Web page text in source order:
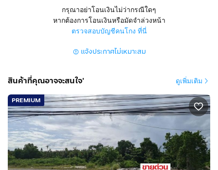
หน้ากว้างติดคุ้งน้ำ ~ 90 ม. x ลึก ~ 40 ม. โดยประมาณ
ทางเข้า-ออกแปลงที่ดินกว้าง ~ 7 เมตร (ติดถนนทางหลวง
ชนบทสมุทรสงคราม 2006)
มีระบบประปา / ระบบไฟฟ้า โดย กปภ. กฟภ.
*** เหมาะทำบ้านพักตากอากาศ / รีสอร์ท / โครงการจัดสรร
***
ทำเลดีสถานที่ใกล้เคียง :
ตลาดน้ำท่าคา 6 กม.
ตลาดน้ำอัมพวา 15 กม.
ที่ว่าการอำเภอเมืองสมุทรสงคราม 12 กม.
กรุณาอย่าโอนเงินไม่ว่ากรณีใดๆ
หากต้องการโอนเงินหรือมัดจำล่วงหน้า
ตรวจสอบบัญชีคนโกง ที่นี่
แจ้งประกาศไม่เหมาะสม
สินค้าที่คุณอาจจะสนใจ' ดูเพิ่มเติม
PREMIUM